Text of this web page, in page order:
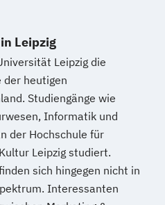
Leipzig
Leipzig die
heutigen
Studiengänge wie
Informatik und
der Hochschule für
Leipzig studiert.
sich hingegen nicht in
Interessanten